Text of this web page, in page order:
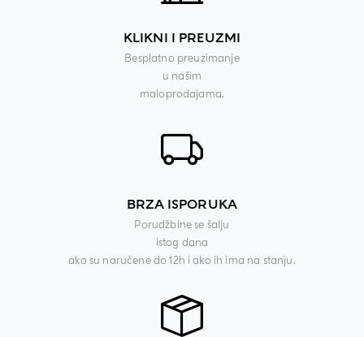
KLIKNI I PREUZMI
Besplatno preuzimanje
u našim
maloprodajama.
BRZA ISPORUKA
Porudžbine se šalju
istog dana
ako su naručene do 12h i ako ih ima na stanju.